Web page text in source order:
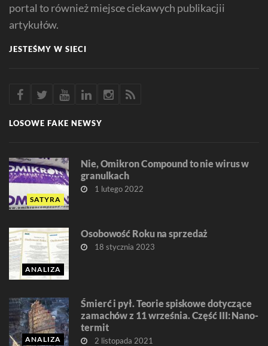
portal to również miejsce ciekawych publikacjii
artykułów.
JESTEŚMY W SIECI
LOSOWE FAKE NEWSY
SATYRA
Nie, Omikron Compound to nie wirus w
granulkach
1 lutego 2022
ANALIZA
Osobowość Roku na sprzedaż
18 stycznia 2023
ANALIZA
Śmierć i pył. Teorie spiskowe dotyczące
zamachów z 11 września. Część III: Nano-
termit
2 listopada 2021